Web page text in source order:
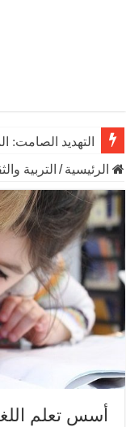
التهديد الصامت:
الرئيسية / التربية
أسس تعلم